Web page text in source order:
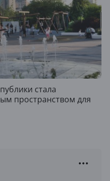
стала
пространством для